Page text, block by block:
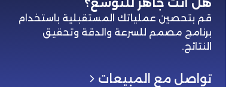
هل أنت جاهز للتوسع؟
قم بتحصين عملياتك المستقبلية باستخدام
برنامج مصمم للسرعة والدقة وتحقيق
النتائج.
تواصل مع المبيعات